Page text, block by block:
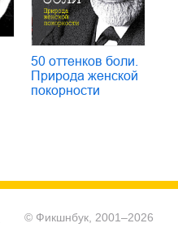
50 оттенков боли.
Природа женской
покорности
© Фикшнбук, 2001–2026